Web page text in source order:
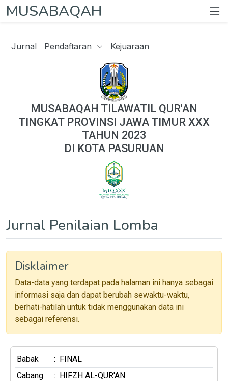
MUSABAQAH
Jurnal Pendaftaran Kejuaraan
MUSABAQAH TILAWATIL QUR'AN
TINGKAT PROVINSI JAWA TIMUR XXX
TAHUN 2023
DI KOTA PASURUAN
Jurnal Penilaian Lomba
Disklaimer
Data-data yang terdapat pada halaman ini hanya sebagai
informasi saja dan dapat berubah sewaktu-waktu,
berhati-hatilah untuk tidak menggunakan data ini
sebagai referensi.
Babak : FINAL
Cabang
: HIFZH AL-QUR'AN